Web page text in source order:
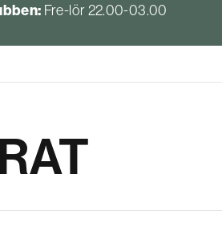
Fre-lör 22.00-03.00